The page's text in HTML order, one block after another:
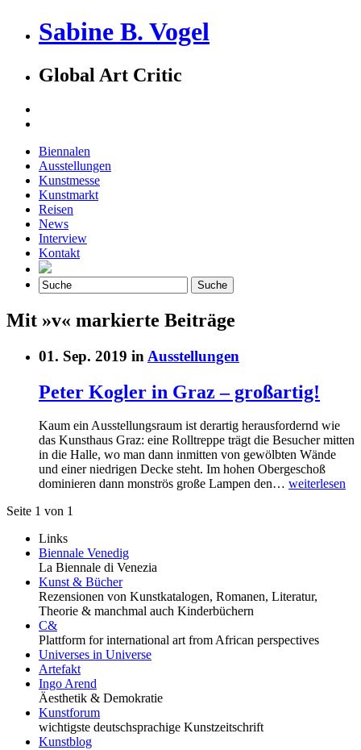
Sabine B. Vogel
Global Art Critic
Biennalen
Ausstellungen
Kunstmesse
Kunstmarkt
Reisen
News
Interview
Kontakt
Mit »v« markierte Beiträge
01. Sep. 2019 in Ausstellungen
Peter Kogler in Graz – großartig!
Kaum ein Ausstellungsraum ist derartig herausfordernd wie
das Kunsthaus Graz: eine Rolltreppe trägt die Besucher mitten
in die Halle, wo man dann inmitten von gewölbten Wände
und einer niedrigen Decke steht. Im hohen Obergeschoß
dominieren dann monströs große Lampen den… weiterlesen
Seite 1 von 1
Links
Biennale Venedig
La Biennale di Venezia
Kunst & Bücher
Rezensionen von Kunstkatalogen, Romanen, Literatur,
Theorie & manchmal auch Kinderbüchern
C&
Plattform for international art from African perspectives
Universes in Universe
Artefakt
Ingo Arend
Äesthetik & Demokratie
Kunstforum
wichtigste deutschsprachige Kunstzeitschrift
Kunstblog